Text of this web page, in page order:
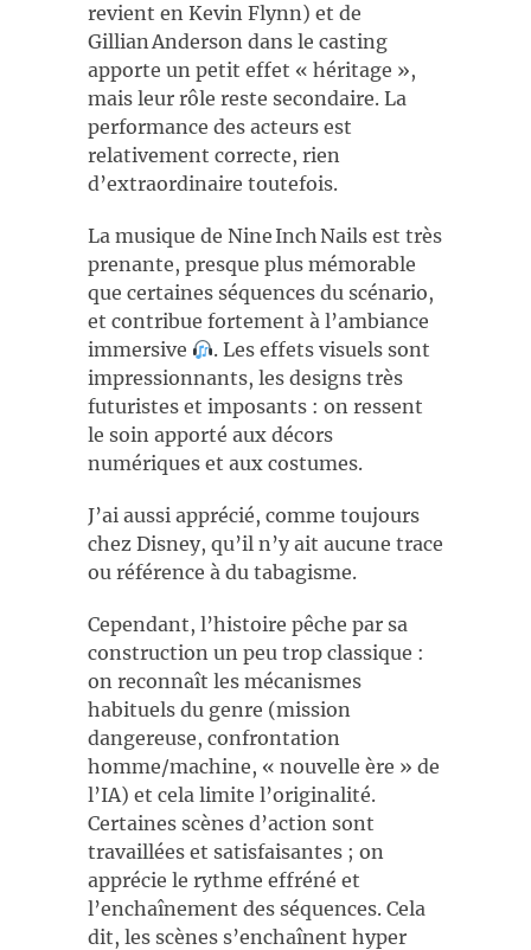
revient en Kevin Flynn) et de
Gillian Anderson dans le casting
apporte un petit effet « héritage »,
mais leur rôle reste secondaire. La
performance des acteurs est
relativement correcte, rien
d’extraordinaire toutefois.
La musique de Nine Inch Nails est très
prenante, presque plus mémorable
que certaines séquences du scénario,
et contribue fortement à l’ambiance
immersive
. Les effets visuels sont
impressionnants, les designs très
futuristes et imposants : on ressent
le soin apporté aux décors
numériques et aux costumes.
J’ai aussi apprécié, comme toujours
chez Disney, qu’il n’y ait aucune trace
ou référence à du tabagisme.
Cependant, l’histoire pêche par sa
construction un peu trop classique :
on reconnaît les mécanismes
habituels du genre (mission
dangereuse, confrontation
homme/machine, « nouvelle ère » de
l’IA) et cela limite l’originalité.
Certaines scènes d’action sont
travaillées et satisfaisantes ; on
apprécie le rythme effréné et
l’enchaînement des séquences. Cela
dit, les scènes s’enchaînent hyper